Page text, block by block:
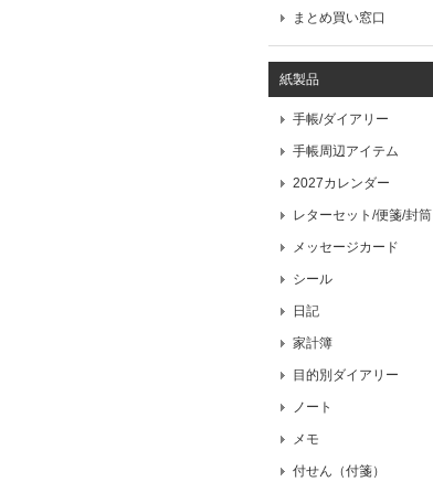
まとめ買い窓口
紙製品
手帳/ダイアリー
手帳周辺アイテム
2027カレンダー
レターセット/便箋/封筒
メッセージカード
シール
日記
家計簿
目的別ダイアリー
ノート
メモ
付せん（付箋）